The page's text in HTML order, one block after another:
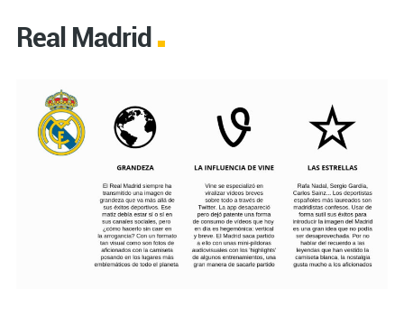
Real Madrid